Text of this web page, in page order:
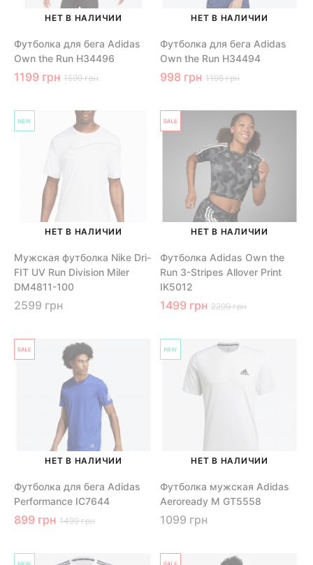
НЕТ В НАЛИЧИИ
Футболка для бега Adidas
Own the Run H34496
1199 грн 1599 грн
НЕТ В НАЛИЧИИ
Футболка для бега Adidas
Own the Run H34494
998 грн 1198 грн
НЕТ В НАЛИЧИИ
Мужская футболка Nike Dri-
FIT UV Run Division Miler
DM4811-100
2599 грн
НЕТ В НАЛИЧИИ
Футболка Adidas Own the
Run 3-Stripes Allover Print
IK5012
1499 грн 2299 грн
НЕТ В НАЛИЧИИ
Футболка для бега Adidas
Performance IC7644
899 грн 1499 грн
НЕТ В НАЛИЧИИ
Футболка мужская Adidas
Aeroready M GT5558
1099 грн